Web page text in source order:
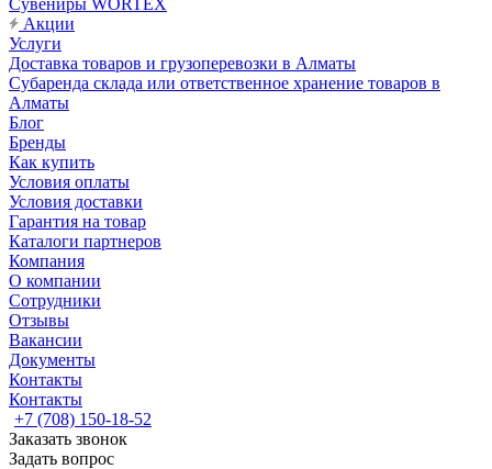
Сувениры WORTEX
Акции
Услуги
Доставка товаров и грузоперевозки в Алматы
Субаренда склада или ответственное хранение товаров в
Алматы
Блог
Бренды
Как купить
Условия оплаты
Условия доставки
Гарантия на товар
Каталоги партнеров
Компания
О компании
Сотрудники
Отзывы
Вакансии
Документы
Контакты
Контакты
+7 (708) 150-18-52
Заказать звонок
Задать вопрос